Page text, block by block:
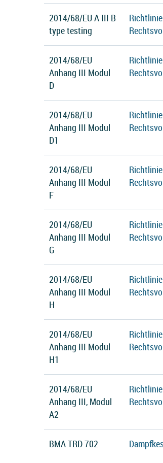
2014/68/EU A III B
type testing
2014/68/EU
Anhang III Modul
D
2014/68/EU
Anhang III Modul
D1
2014/68/EU
Anhang III Modul
F
2014/68/EU
Anhang III Modul
G
2014/68/EU
Anhang III Modul
H
2014/68/EU
Anhang III Modul
H1
2014/68/EU
Anhang III, Modul
A2
BMA TRD 702